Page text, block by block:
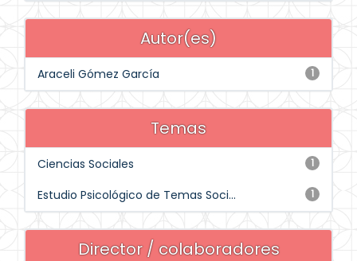
Autor(es)
1
Araceli Gómez García
Temas
1
Ciencias Sociales
1
Estudio Psicológico de Temas Soci...
Director / colaboradores